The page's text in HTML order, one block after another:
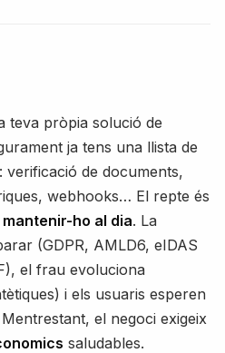
teva pròpia solució de
ja tens una llista de
verificació de documents,
webhooks… El repte és
mantenir-ho al dia. La
(GDPR, AMLD6, eIDAS
el frau evoluciona
i els usuaris esperen
Mentrestant, el negoci exigeix
saludables.